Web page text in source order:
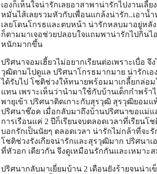
เองก็เห็นใจน่ารักเลยอาสาพาน่ารักไปงานเ
หมั่นไส้เลยรวมหัวกับเพื่อนแกล้งน่ารัก..เอาน้
เลยโดนโกรธและตบหน้า น่ารักหลบมาอยู่หลัง
ก็ตามมาเจอช่วยปลอบใจแถมพาน่ารักไปกิน
หนักมากขึ้น
ปริศนาจอมเฮี้ยวไม่อยากเรียนต่อเพราะเบื่อ
วุฒิตามไปดูแล ปริศนาโกรธมากมาย น่ารักเ
ได้รับไป โชติช่วงให้ทนายพร้อมมาเกลี้ยกล่อ
แทน เพราะเห็นว่านำมาใช้กับบ้านเด็กกำพร้า
พายุเข้า ปริศนาติดเกาะกับสุรวุฒิ สุรวุฒิยอม
ปริศนาช๊อค เมื่อกลับมาถึงบ้านปริศนาขอแม่แ
การเรือนแค่ 2 ปีก็เรียนจบตลอดเวลาที่เรียน
บอกรักเป็นนัยๆ ตลอดเวลา น่ารักไม่กล้าที่จะ
โชติช่วงรังเกียจน่ารักและสุรวุฒิมาก ปริศนาเ
ที่หัวอก เดียวกัน จึงดูเหมือนรักกันและเหมา
ปริศนากลับมาเยี่ยมบ้าน 2 เดือนยังร้ายจนน่า